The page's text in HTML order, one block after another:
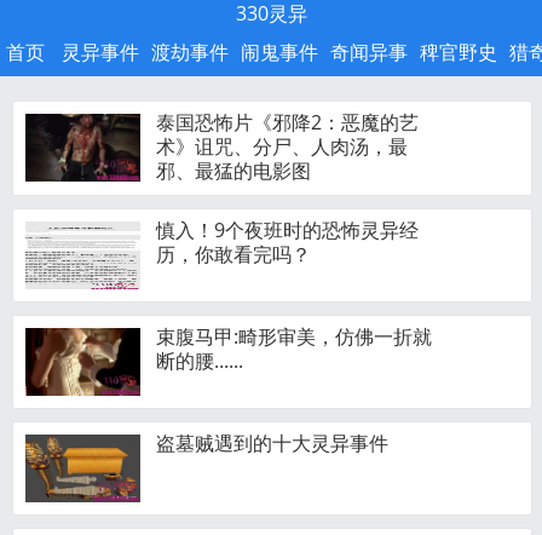
330灵异
首页
灵异事件 渡劫事件 闹鬼事件 奇闻异事 稗官野史 猎
泰国恐怖片《邪降2：恶魔的艺
术》诅咒、分尸、人肉汤，最
邪、最猛的电影图
慎入！9个夜班时的恐怖灵异经
历，你敢看完吗？
束腹马甲:畸形审美，仿佛一折就
断的腰......
盗墓贼遇到的十大灵异事件